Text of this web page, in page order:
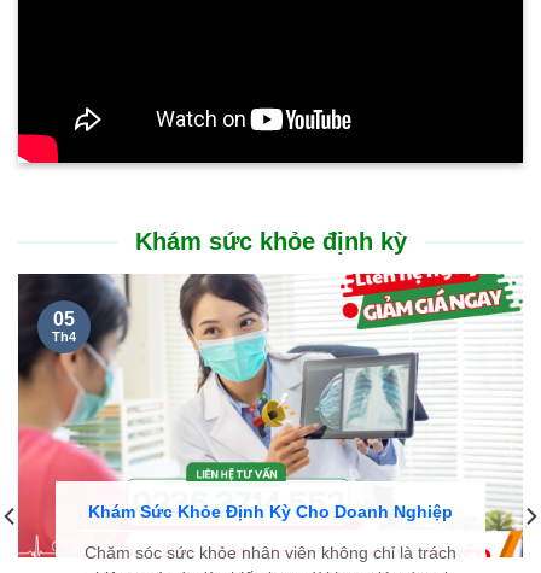
Khám sức khỏe định kỳ
Khám Sức Khỏe Định Kỳ Cho Doanh Nghiệp
Chăm sóc sức khỏe nhân viên không chỉ là trách
05
Th4